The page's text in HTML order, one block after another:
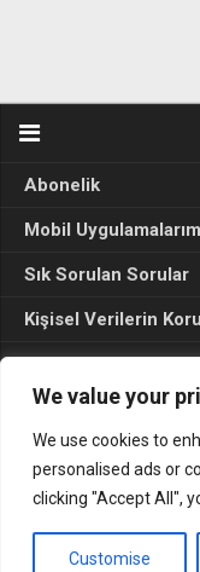
We value your
We use cookies to
personalised ads or
clicking "Accept All",
Customise
Abonelik
Mobil
Sık Sorulan Sorular
Kişisel Verilerin
Seçim Sonuçları
Gerçek